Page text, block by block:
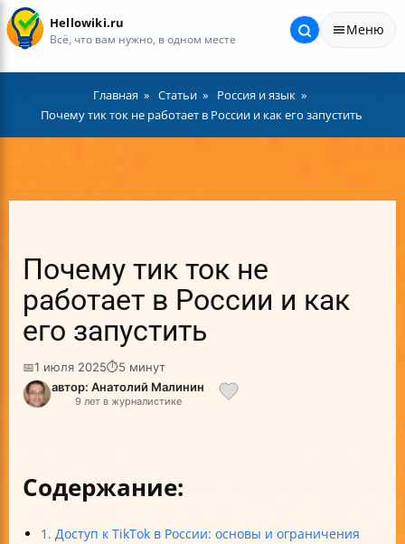
Hellowiki.ru
Всё, что вам нужно, в одном месте
Меню
Главная Статьи
Россия и язык
Почему тик ток не работает в России и как его запустить
Почему тик ток не
работает в России и как
его запустить
📅1 июля 2025⏱5 минут
автор: Анатолий Малинин
9 лет в журналистике
Содержание:
1. Доступ к TikTok в России: основы и ограничения